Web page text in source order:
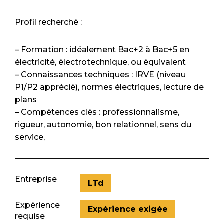
Profil recherché :
– Formation : idéalement Bac+2 à Bac+5 en
électricité, électrotechnique, ou équivalent
– Connaissances techniques : IRVE (niveau
P1/P2 apprécié), normes électriques, lecture de
plans
– Compétences clés : professionnalisme,
rigueur, autonomie, bon relationnel, sens du
service,
Entreprise LTd
Expérience
requise
Expérience exigée